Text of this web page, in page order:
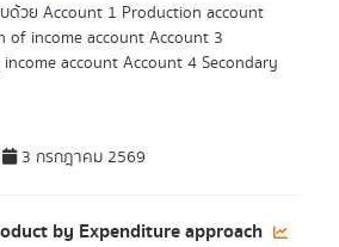
ด้วย Account 1 Production account
of income account Account 3
account Account 4 Secondary
3 กรกฎาคม 2569
by Expenditure approach